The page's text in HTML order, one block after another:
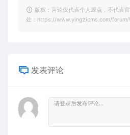
版权：言论仅代表个人观点，不代表
处：https://www.yingzicms.com/
发表评论